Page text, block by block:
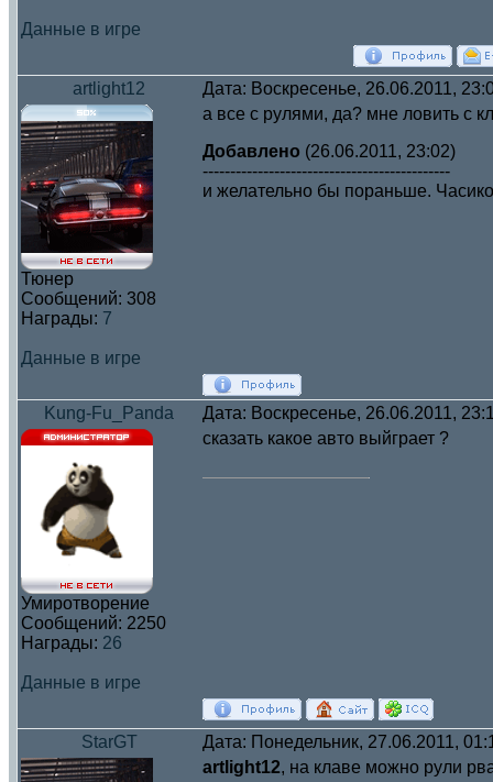
Данные в игре
artlight12 Дата: Воскресенье, 26.06.2011,
Тюнер
Сообщений: 308
Награды: 7
Данные в игре
а все с рулями, да? мне ловить с
Добавлено (26.06.2011, 23:02)
---------------------------------------------
и желательно бы пораньше.
Kung-Fu_Panda Дата: Воскресенье, 26.06.2011,
Умиротворение
Сообщений: 2250
Награды: 26
Данные в игре
сказать какое авто выйграет ?
StarGT Дата: Понедельник, 27.06.2011,
artlight12, на клаве можно рули